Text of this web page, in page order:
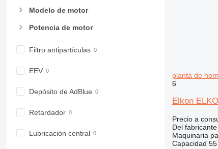
Modelo de motor
Potencia de motor
Filtro antipartículas
EEV
Depósito de AdBlue
Retardador
Lubricación central
planta de
6
Elkon
Precio a
Del fabricante
Maquinaria
Capacidad